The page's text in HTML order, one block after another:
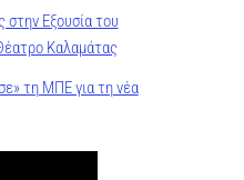
στην Εξουσία του
Καλαμάτας
τη ΜΠΕ για τη νέα